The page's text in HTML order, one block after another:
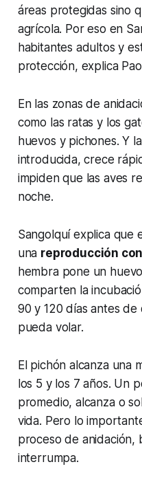
áreas protegidas sino
agrícola. Por eso en
habitantes adultos y
protección, explica
En las zonas de
como las ratas y los
huevos y pichones. Y
introducida, crece
impiden que las aves
noche.
Sangolquí explica que
una reproducción
hembra pone un
comparten la
90 y 120 días antes
pueda volar.
El pichón alcanza una
los 5 y los 7 años. Un
promedio, alcanza o
vida. Pero lo
proceso de anidación,
interrumpa.